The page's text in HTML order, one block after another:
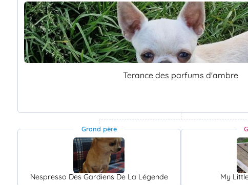
Terance des parfums d'ambre
Grand père
Nespresso Des Gardiens De La Légende My